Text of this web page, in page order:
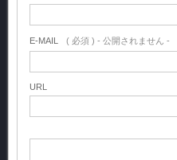
E-MAIL ( 必須 ) - 公開されません -
URL